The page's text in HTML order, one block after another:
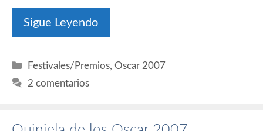
Sigue Leyendo
Categorías
Festivales/Premios,Oscar 2007
2 comentarios